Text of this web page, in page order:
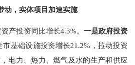
动 ，实体项目加速实施
资产投资同比增长4.3%。 一是政府投资
市基础设施投资增长21.2% ，拉动投资
电力、热力、燃气及水的生产和供应